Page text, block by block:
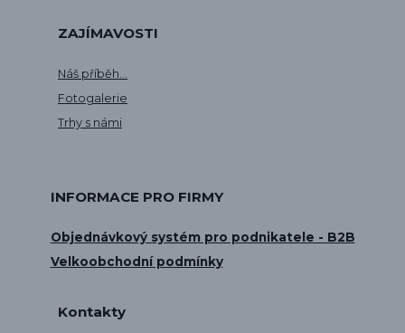
ZAJÍMAVOSTI
Náš příběh...
Fotogalerie
Trhy s námi
INFORMACE PRO FIRMY
Objednávkový systém pro podnikatele - B2B
Velkoobchodní podmínky
Kontakty